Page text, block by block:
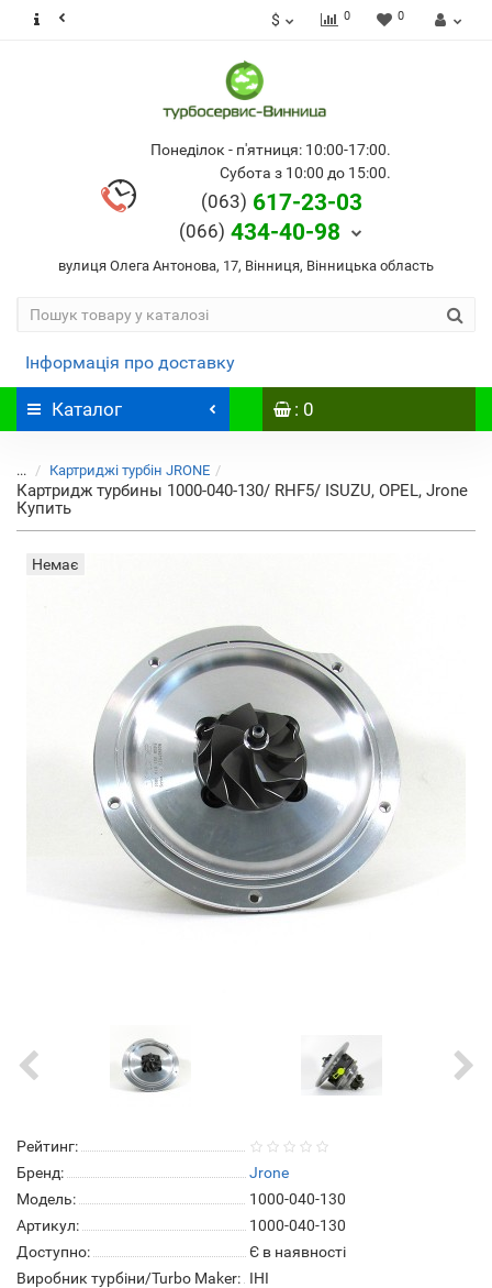
$ 0 0
Понеділок - п'ятниця: 10:00-17:00.
Субота з 10:00 до 15:00.
(063) 617-23-03
(066) 434-40-98
вулиця Олега Антонова, 17, Вінниця, Вінницька область
Інформація про доставку
Каталог : 0
... Картриджі турбін JRONE
Картридж турбины 1000-040-130/ RHF5/ ISUZU, OPEL, Jrone
Купить
Немає
Рейтинг:
Бренд:
Jrone
Модель:
1000-040-130
Артикул:
1000-040-130
Доступно:
Є в наявності
Виробник турбіни/Turbo Maker: IHI